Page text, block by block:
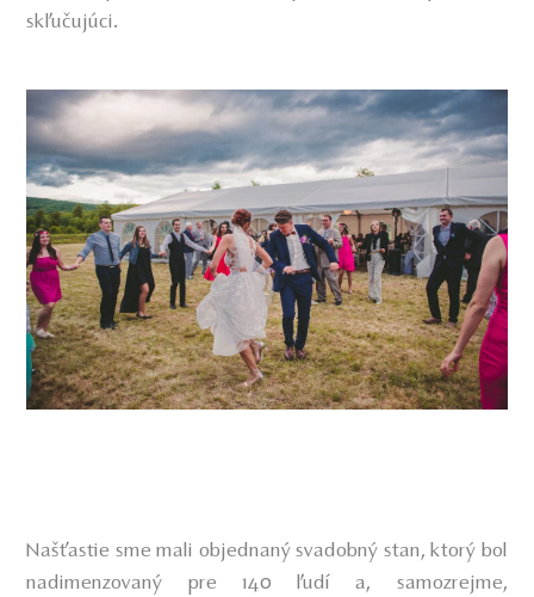
skľučujúci.
Našťastie sme mali objednaný svadobný stan, ktorý bol
nadimenzovaný pre 140 ľudí a, samozrejme,